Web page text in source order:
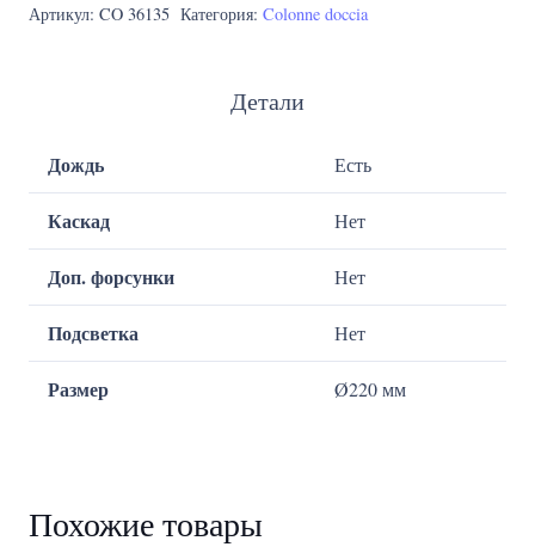
Артикул: CO 36135 Категория: Colonne doccia
Детали
Дождь Есть
Каскад Нет
Доп. форсунки Нет
Подсветка Нет
Размер Ø220 мм
Похожие товары